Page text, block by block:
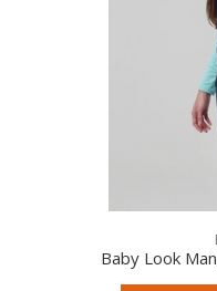
social masculino
Baby Look